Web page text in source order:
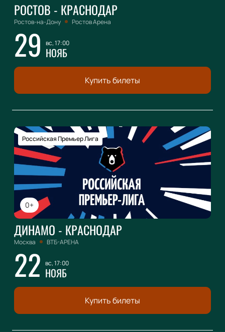
РОСТОВ - КРАСНОДАР
Ростов-на-Дону Ростов Арена
29 вс, 17:00
НОЯБ
Купить билеты
0+
Российская Премьер Лига
ДИНАМО - КРАСНОДАР
Москва ВТБ-АРЕНА
22 вс, 17:00
НОЯБ
Купить билеты